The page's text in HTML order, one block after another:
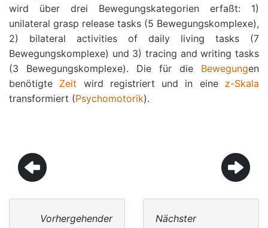
wird über drei Bewegungskategorien erfaßt: 1)
unilateral grasp release tasks (5 Bewegungskomplexe),
2) bilateral activities of daily living tasks (7
Bewegungskomplexe) und 3) tracing and writing tasks
(3 Bewegungskomplexe). Die für die Bewegungen
benötigte Zeit wird registriert und in eine z-Skala
transformiert (Psychomotorik).
Vorhergehender
Nächster